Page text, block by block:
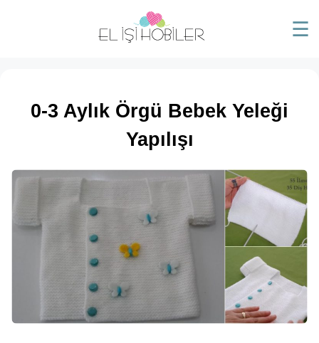
☰
0-3 Aylık Örgü Bebek Yeleği
Yapılışı